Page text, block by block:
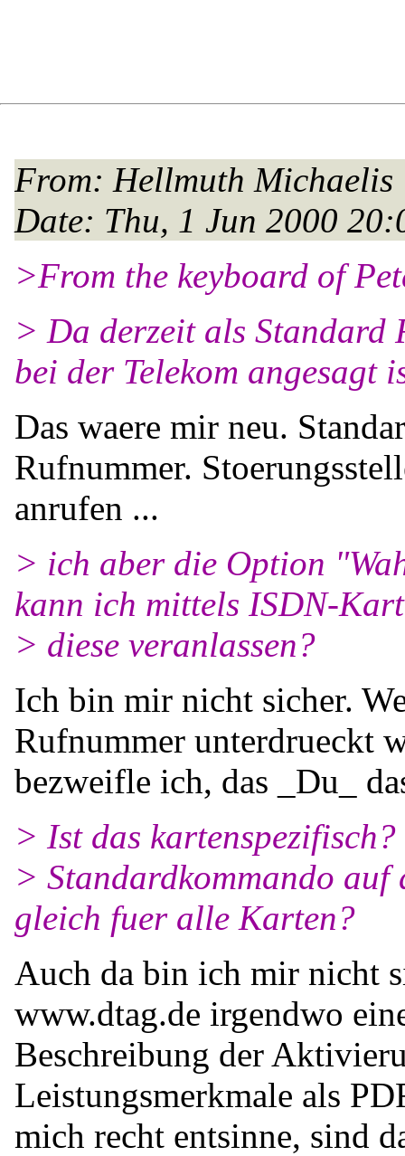
From: Hellmuth Michaelis
Date: Thu, 1 Jun 2000
>From the keyboard of
> Da derzeit als Standard
bei der Telekom angesagt
Das waere mir neu.
Rufnummer.
anrufen ...
> ich aber die Option
kann ich mittels ISDN-
> diese veranlassen?
Ich bin mir nicht sicher.
Rufnummer unterdrueckt
bezweifle ich, das _Du_
> Ist das
> Standardkommando auf
gleich fuer alle Karten?
Auch da bin ich mir nicht
www.dtag.de irgendwo
Beschreibung der
Leistungsmerkmale als
mich recht entsinne, sind